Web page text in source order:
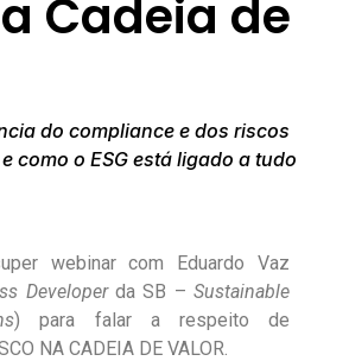
Cadeia de
do compliance e dos riscos
como o ESG está ligado a tudo
webinar com Eduardo Vaz
Developerda SB –Sustainable
) para falar a respeito de
NA CADEIA DE VALOR.